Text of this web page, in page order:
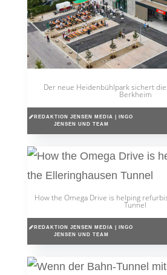
Der neue Heidenbühlpark sichert
Berkheim
REDAKTION JENSEN MEDIA | INGO
JENSEN UND TEAM
How the Omega Drive is helping
Tunnel
REDAKTION JENSEN MEDIA | INGO
JENSEN UND TEAM